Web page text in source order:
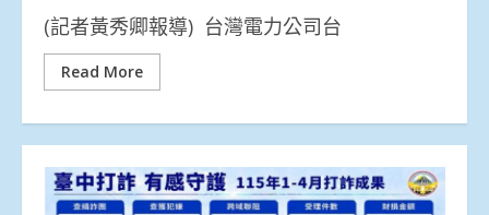
(記者黃秀卿報導) 台灣電力公司台
Read More